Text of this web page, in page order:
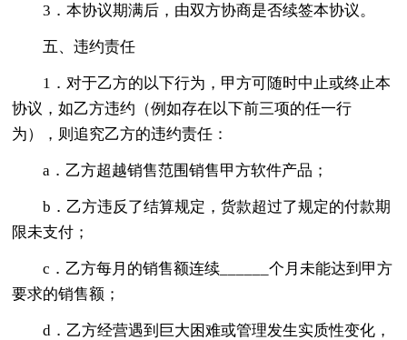
3．本协议期满后，由双方协商是否续签本协议。
五、违约责任
1．对于乙方的以下行为，甲方可随时中止或终止本
协议，如乙方违约（例如存在以下前三项的任一行
为），则追究乙方的违约责任：
a．乙方超越销售范围销售甲方软件产品；
b．乙方违反了结算规定，货款超过了规定的付款期
限未支付；
c．乙方每月的销售额连续______个月未能达到甲方
要求的销售额；
d．乙方经营遇到巨大困难或管理发生实质性变化，